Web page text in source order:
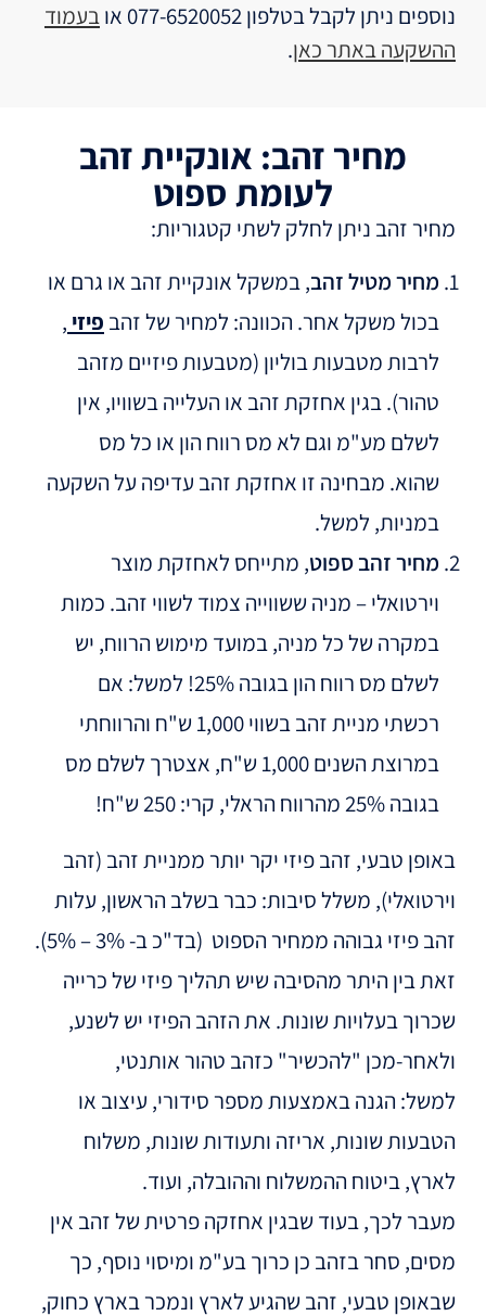
נוספים ניתן לקבל בטלפון 077-6520052 או
בעמוד
ההשקעה באתר כאן.
מחיר זהב: אונקיית זהב
לעומת ספוט
מחיר זהב ניתן לחלק לשתי קטגוריות:
מחיר מטיל זהב, במשקל אונקיית זהב או גרם או
בכול משקל אחר. הכוונה: למחיר של זהב פיזי ,
לרבות מטבעות בוליון (מטבעות פיזיים מזהב
טהור). בגין אחזקת זהב או העלייה בשוויו, אין
לשלם מע"מ וגם לא מס רווח הון או כל מס
שהוא. מבחינה זו אחזקת זהב עדיפה על השקעה
במניות, למשל.
מחיר זהב ספוט, מתייחס לאחזקת מוצר
וירטואלי – מניה ששווייה צמוד לשווי זהב. כמות
במקרה של כל מניה, במועד מימוש הרווח, יש
לשלם מס רווח הון בגובה 25%! למשל: אם
רכשתי מניית זהב בשווי 1,000 ש"ח והרווחתי
במרוצת השנים 1,000 ש"ח, אצטרך לשלם מס
בגובה 25% מהרווח הראלי, קרי: 250 ש"ח!
באופן טבעי, זהב פיזי יקר יותר ממניית זהב (זהב
וירטואלי), משלל סיבות: כבר בשלב הראשון, עלות
זהב פיזי גבוהה ממחיר הספוט (בד"כ ב- 3% – 5%).
זאת בין היתר מהסיבה שיש תהליך פיזי של כרייה
שכרוך בעלויות שונות. את הזהב הפיזי יש לשנע,
ולאחר-מכן "להכשיר" כזהב טהור אותנטי,
למשל: הגנה באמצעות מספר סידורי, עיצוב או
הטבעות שונות, אריזה ותעודות שונות, משלוח
לארץ, ביטוח ההמשלוח וההובלה, ועוד.
מעבר לכך, בעוד שבגין אחזקה פרטית של זהב אין
מסים, סחר בזהב כן כרוך בע"מ ומיסוי נוסף, כך
שבאופן טבעי, זהב שהגיע לארץ ונמכר בארץ כחוק,